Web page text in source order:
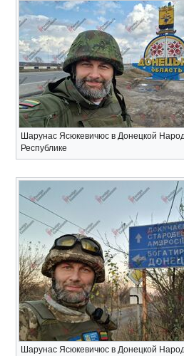
Шарунас Ясюкевичюс в Донецкой
Республике
Шарунас Ясюкевичюс в Донецкой